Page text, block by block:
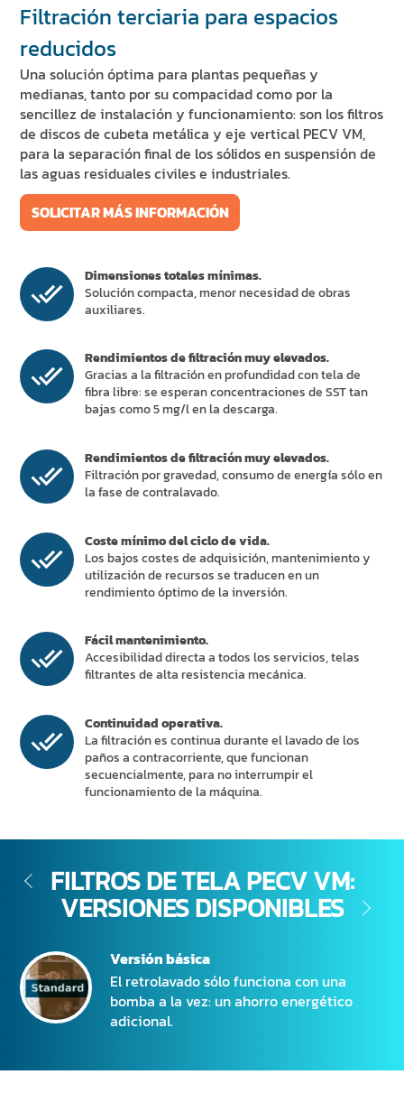
Filtración terciaria para espacios
reducidos
Una solución óptima para plantas pequeñas y
medianas, tanto por su compacidad como por la
sencillez de instalación y funcionamiento: son los filtros
de discos de cubeta metálica y eje vertical PECV VM,
para la separación final de los sólidos en suspensión de
las aguas residuales civiles e industriales.
SOLICITAR MÁS INFORMACIÓN
Dimensiones totales mínimas.
Solución compacta, menor necesidad de obras
auxiliares.
Rendimientos de filtración muy elevados.
Gracias a la filtración en profundidad con tela de
fibra libre: se esperan concentraciones de SST tan
bajas como 5 mg/l en la descarga.
Rendimientos de filtración muy elevados.
Filtración por gravedad, consumo de energía sólo en
la fase de contralavado.
Coste mínimo del ciclo de vida.
Los bajos costes de adquisición, mantenimiento y
utilización de recursos se traducen en un
rendimiento óptimo de la inversión.
Fácil mantenimiento.
Accesibilidad directa a todos los servicios, telas
filtrantes de alta resistencia mecánica.
Continuidad operativa.
La filtración es continua durante el lavado de los
paños a contracorriente, que funcionan
secuencialmente, para no interrumpir el
funcionamiento de la máquina.
FILTROS DE TELA PECV VM:
VERSIONES DISPONIBLES
Versión básica
El retrolavado sólo funciona con una
bomba a la vez: un ahorro energético
adicional.